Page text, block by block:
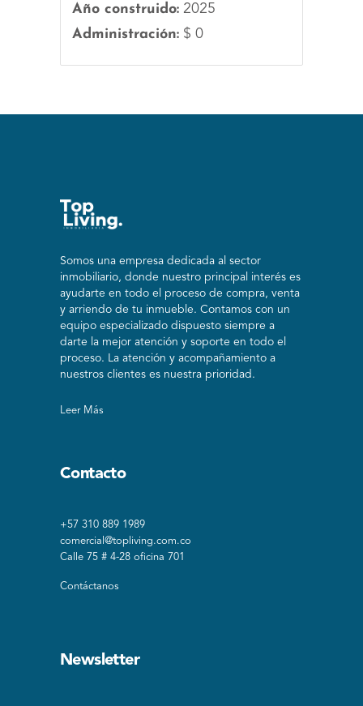
Año construido: 2025
Administración: $ 0
Somos una empresa dedicada al sector
inmobiliario, donde nuestro principal interés es
ayudarte en todo el proceso de compra, venta
y arriendo de tu inmueble. Contamos con un
equipo especializado dispuesto siempre a
darte la mejor atención y soporte en todo el
proceso. La atención y acompañamiento a
nuestros clientes es nuestra prioridad.
Leer Más
Contacto
+57 310 889 1989
comercial@topliving.com.co
Calle 75 # 4-28 oficina 701
Contáctanos
Newsletter